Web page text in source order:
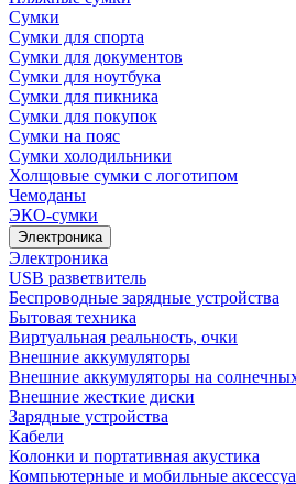
Сумки
Сумки для спорта
Сумки для документов
Сумки для ноутбука
Сумки для пикника
Сумки для покупок
Сумки на пояс
Сумки холодильники
Холщовые сумки с логотипом
Чемоданы
ЭКО-сумки
Электроника
Электроника
USB разветвитель
Беспроводные зарядные устройства
Бытовая техника
Виртуальная реальность, очки
Внешние аккумуляторы
Внешние аккумуляторы на
Внешние жесткие диски
Зарядные устройства
Кабели
Колонки и портативная акустика
Компьютерные и мобильные